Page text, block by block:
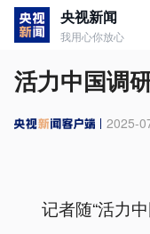
央视新闻
我用心你放心
活力中国调
2025-
记者随“活力